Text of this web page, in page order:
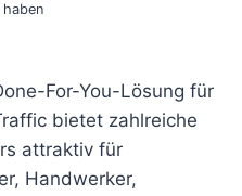
For-You-Lösung für
bietet zahlreiche
attraktiv für
Handwerker,